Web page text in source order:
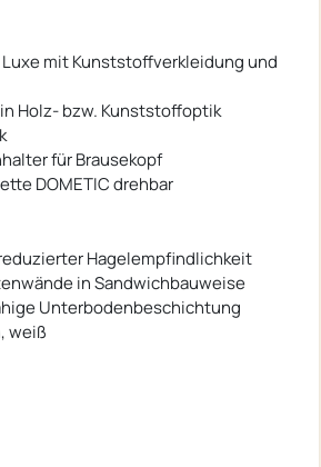
Luxe mit Kunststoffverkleidung und
Holz- bzw. Kunststoffoptik
für Brausekopf
DOMETIC drehbar
Hagelempfindlichkeit
in Sandwichbauweise
Unterbodenbeschichtung
weiß